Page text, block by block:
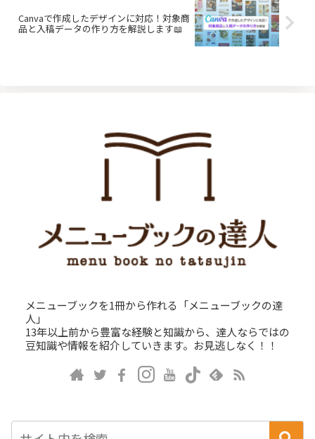
Canvaで作成したデザインに対応！対象商
品と入稿データの作り方を解説します📖
メニューブックを1冊から作れる「メニューブックの達
人」
13年以上前から豊富な経験と知識から、達人ならではの
豆知識や情報を紹介していきます。お見逃しなく！！